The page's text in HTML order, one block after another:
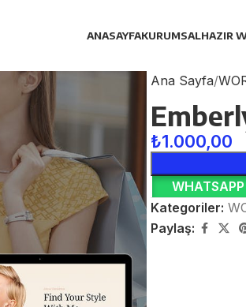
ANASAYFAKURUMSALHAZIR
Ana Sayfa
₺1.000,00
WHATSAPP
Kategoriler:
Paylaş: